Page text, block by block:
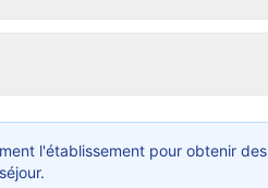
l'établissement pour obtenir des